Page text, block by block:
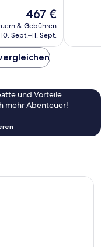
Der
Preis
beträgt
467 €
& Gebühren
10. Sept.–11. Sept.
und Vorteile
mehr Abenteuer!